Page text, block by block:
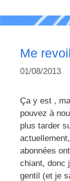
Me
01/08/2013
Ça y est ,
pouvez à
plus tarder
abonnées
chiant, donc
gentil (et je